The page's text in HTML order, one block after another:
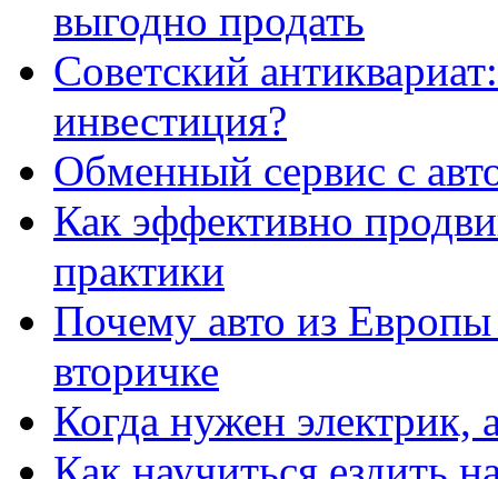
выгодно продать
Советский
инвестиция?
Обменный сервис с
Как эффективно
практики
Почему авто из
вторичке
Когда нужен электрик,